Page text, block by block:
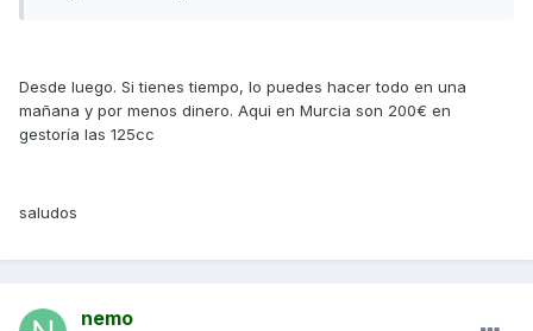
Desde luego. Si tienes tiempo, lo puedes hacer todo en una
mañana y por menos dinero. Aqui en Murcia son 200€ en
gestoría las 125cc
saludos
nemo